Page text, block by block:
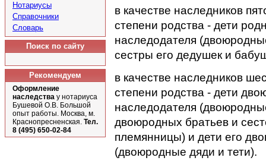
Нотариусы
Справочники
Словарь
Поиск по сайту
Рекомендуем
Оформление
наследства у нотариуса
Бушевой О.В. Большой
опыт работы. Москва, м.
Краснопресненская. Тел.
8 (495) 650-02-84
в качестве наследников
степени родства - дети
наследодателя
сестры его дедушек и
в качестве наследников
степени родства - дети
наследодателя
двоюродных братьев и
племянницы) и дети его
(двоюродные дяди и тети).